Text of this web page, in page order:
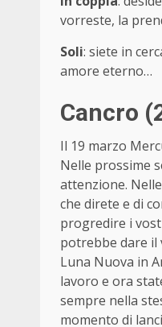
vorreste, la
Soli: siete in
amore eterno…
Cancro
Il 19 marzo
Nelle prossime
attenzione.
che direte e di
progredire i
potrebbe dare il
Luna Nuova in
lavoro e ora
sempre nella
momento di